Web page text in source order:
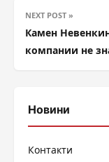
NEXT POST »
Камен
компании не
Новини
Контакти